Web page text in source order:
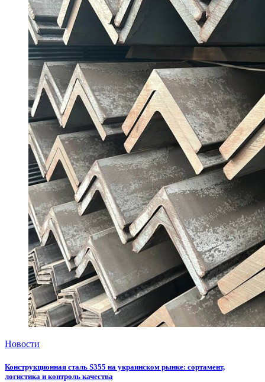
Новости
Конструкционная сталь S355 на украинском рынке: сортамент,
логистика и контроль качества